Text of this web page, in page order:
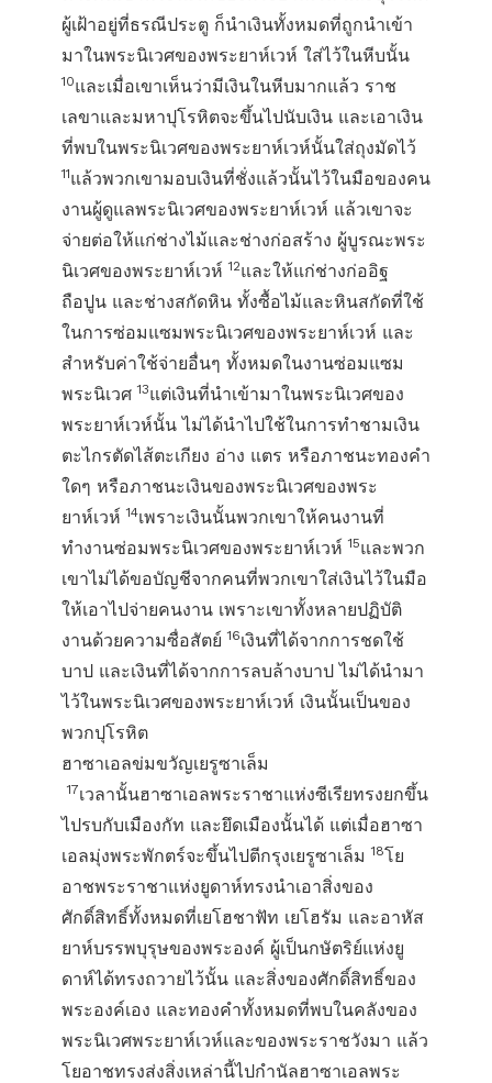
ผู้เฝ้าอยู่ที่ธรณีประตู ก็นำเงินทั้งหมดที่ถูกนำเข้า
มาในพระนิเวศของพระยาห์เวห์ ใส่ไว้ในหีบนั้น
10และเมื่อเขาเห็นว่ามีเงินในหีบมากแล้ว ราช
เลขาและมหาปุโรหิตจะขึ้นไปนับเงิน และเอาเงิน
ที่พบในพระนิเวศของพระยาห์เวห์นั้นใส่ถุงมัดไว้
11แล้วพวกเขามอบเงินที่ชั่งแล้วนั้นไว้ในมือของคน
งานผู้ดูแลพระนิเวศของพระยาห์เวห์ แล้วเขาจะ
จ่ายต่อให้แก่ช่างไม้และช่างก่อสร้าง ผู้บูรณะพระ
นิเวศของพระยาห์เวห์12และให้แก่ช่างก่ออิฐ
ถือปูน และช่างสกัดหิน ทั้งซื้อไม้และหินสกัดที่ใช้
ในการซ่อมแซมพระนิเวศของพระยาห์เวห์ และ
สำหรับค่าใช้จ่ายอื่นๆ ทั้งหมดในงานซ่อมแซม
พระนิเวศ13แต่เงินที่นำเข้ามาในพระนิเวศของ
พระยาห์เวห์นั้น ไม่ได้นำไปใช้ในการทำชามเงิน
ตะไกรตัดไส้ตะเกียง อ่าง แตร หรือภาชนะทองคำ
ใดๆ หรือภาชนะเงินของพระนิเวศของพระ
ยาห์เวห์14เพราะเงินนั้นพวกเขาให้คนงานที่
ทำงานซ่อมพระนิเวศของพระยาห์เวห์15และพวก
เขาไม่ได้ขอบัญชีจากคนที่พวกเขาใส่เงินไว้ในมือ
ให้เอาไปจ่ายคนงาน เพราะเขาทั้งหลายปฏิบัติ
งานด้วยความซื่อสัตย์16เงินที่ได้จากการชดใช้
บาป และเงินที่ได้จากการลบล้างบาป ไม่ได้นำมา
ไว้ในพระนิเวศของพระยาห์เวห์ เงินนั้นเป็นของ
พวกปุโรหิต
ฮาซาเอลข่มขวัญเยรูซาเล็ม
17เวลานั้นฮาซาเอลพระราชาแห่งซีเรียทรงยกขึ้น
ไปรบกับเมืองกัท และยึดเมืองนั้นได้ แต่เมื่อฮาซา
เอลมุ่งพระพักตร์จะขึ้นไปตีกรุงเยรูซาเล็ม18โย
อาชพระราชาแห่งยูดาห์ทรงนำเอาสิ่งของ
ศักดิ์สิทธิ์ทั้งหมดที่เยโฮชาฟัท เยโฮรัม และอาหัส
ยาห์บรรพบุรุษของพระองค์ ผู้เป็นกษัตริย์แห่งยู
ดาห์ได้ทรงถวายไว้นั้น และสิ่งของศักดิ์สิทธิ์ของ
พระองค์เอง และทองคำทั้งหมดที่พบในคลังของ
พระนิเวศพระยาห์เวห์และของพระราชวังมา แล้ว
โยอาชทรงส่งสิ่งเหล่านี้ไปกำนัลฮาซาเอลพระ